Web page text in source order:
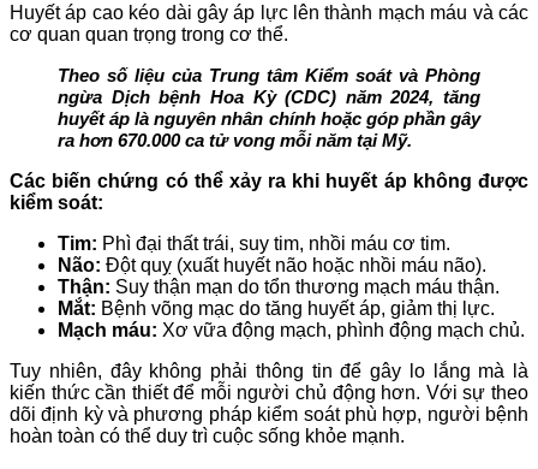
Huyết áp cao kéo dài gây áp lực lên thành mạch máu và các
cơ quan quan trọng trong cơ thể.
Theo số liệu của Trung tâm Kiểm soát và Phòng
ngừa Dịch bệnh Hoa Kỳ (CDC) năm 2024, tăng
huyết áp là nguyên nhân chính hoặc góp phần gây
ra hơn 670.000 ca tử vong mỗi năm tại Mỹ.
Các biến chứng có thể xảy ra khi huyết áp không được
kiểm soát:
Tim: Phì đại thất trái, suy tim, nhồi máu cơ tim.
Não: Đột quỵ (xuất huyết não hoặc nhồi máu não).
Thận: Suy thận mạn do tổn thương mạch máu thận.
Mắt: Bệnh võng mạc do tăng huyết áp, giảm thị lực.
Mạch máu: Xơ vữa động mạch, phình động mạch chủ.
Tuy nhiên, đây không phải thông tin để gây lo lắng mà là
kiến thức cần thiết để mỗi người chủ động hơn. Với sự theo
dõi định kỳ và phương pháp kiểm soát phù hợp, người bệnh
hoàn toàn có thể duy trì cuộc sống khỏe mạnh.